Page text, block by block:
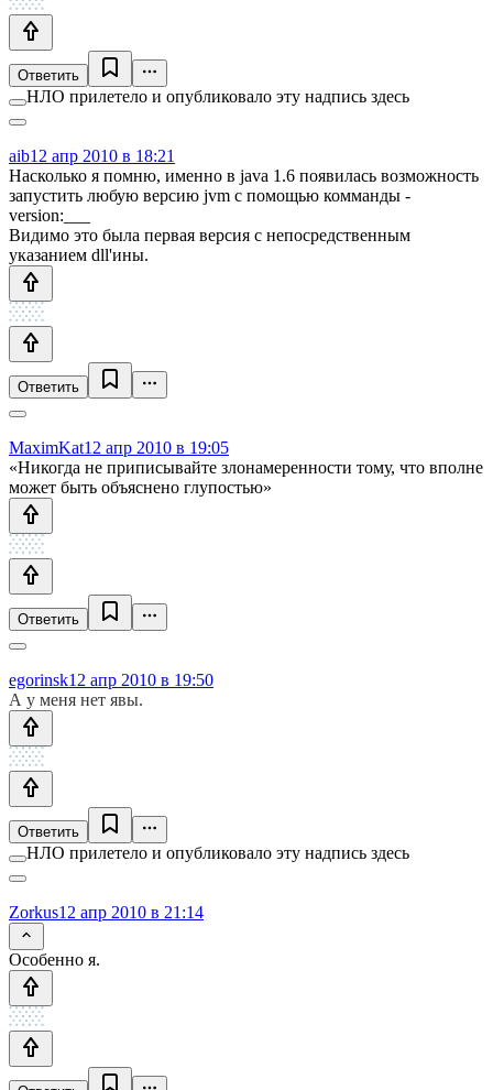
Ответить
НЛО прилетело и опубликовало эту надпись здесь
aib12 апр 2010 в 18:21
Насколько я помню, именно в java 1.6 появилась возможность
запустить любую версию jvm с помощью комманды -
version:___
Видимо это была первая версия с непосредственным
указанием dll'ины.
Ответить
MaximKat12 апр 2010 в 19:05
«Никогда не приписывайте злонамеренности тому, что вполне
может быть объяснено глупостью»
Ответить
egorinsk12 апр 2010 в 19:50
А у меня нет явы.
Ответить
НЛО прилетело и опубликовало эту надпись здесь
Zorkus12 апр 2010 в 21:14
Особенно я.